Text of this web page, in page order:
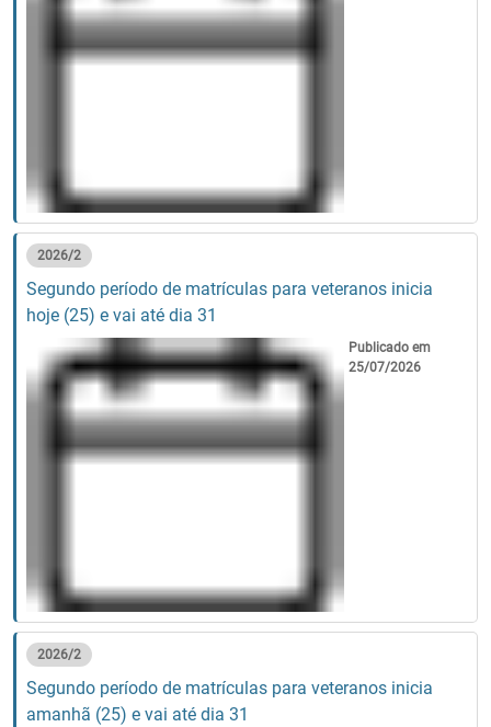
2026/2
Segundo período de matrículas para veteranos inicia
hoje (25) e vai até dia 31
Publicado em
25/07/2026
2026/2
Segundo período de matrículas para veteranos inicia
amanhã (25) e vai até dia 31